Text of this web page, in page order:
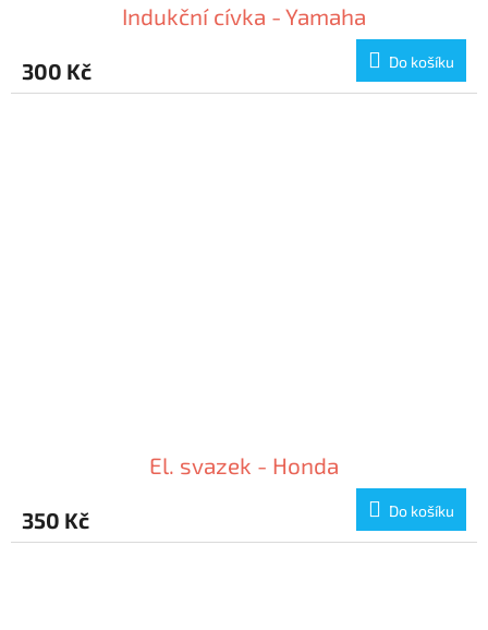
Indukční cívka - Yamaha
300 Kč Do košíku
El. svazek - Honda
350 Kč Do košíku